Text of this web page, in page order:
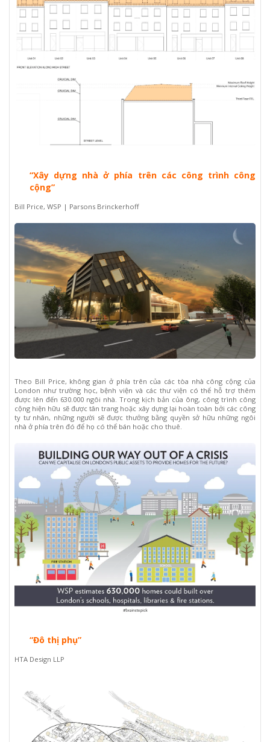
“Xây dựng nhà ở phía trên các công trình công
cộng”
Bill Price, WSP | Parsons Brinckerhoff
Theo Bill Price, không gian ở phía trên của các tòa nhà công cộng của
London như trường học, bệnh viện và các thư viện có thể hỗ trợ thêm
được lên đến 630.000 ngôi nhà. Trong kịch bản của ông, công trình công
cộng hiện hữu sẽ được tân trang hoặc xây dựng lại hoàn toàn bởi các công
ty tư nhân, những người sẽ được thưởng bằng quyền sở hữu những ngôi
nhà ở phía trên đó để họ có thể bán hoặc cho thuê.
“Đô thị phụ”
HTA Design LLP